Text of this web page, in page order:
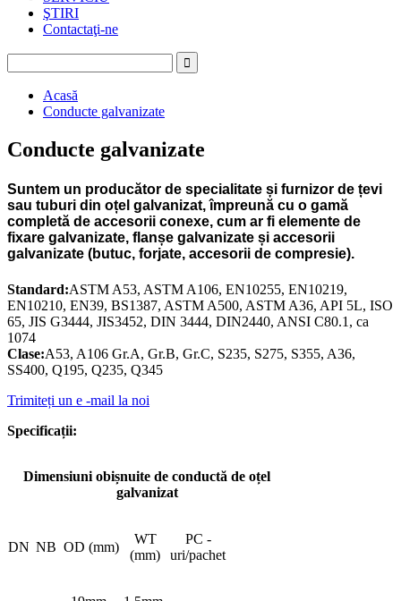
ŞTIRI
Contactaţi-ne
Acasă
Conducte galvanizate
Conducte galvanizate
Suntem un producător de specialitate și furnizor de țevi
sau tuburi din oțel galvanizat, împreună cu o gamă
completă de accesorii conexe, cum ar fi elemente de
fixare galvanizate, flanșe galvanizate și accesorii
galvanizate (butuc, forjate, accesorii de compresie).
Standard:ASTM A53, ASTM A106, EN10255, EN10219,
EN10210, EN39, BS1387, ASTM A500, ASTM A36, API 5L, ISO
65, JIS G3444, JIS3452, DIN 3444, DIN2440, ANSI C80.1, ca
1074
Clase:A53, A106 Gr.A, Gr.B, Gr.C, S235, S275, S355, A36,
SS400, Q195, Q235, Q345
Trimiteți un e -mail la noi
Specificații:
Dimensiuni obișnuite de conductă de oțel
galvanizat
DN NB OD (mm)
WT
(mm)
PC -
uri/pachet